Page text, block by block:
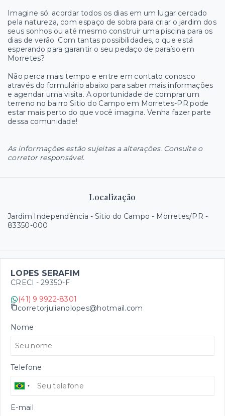
Imagine só: acordar todos os dias em um lugar cercado
pela natureza, com espaço de sobra para criar o jardim dos
seus sonhos ou até mesmo construir uma piscina para os
dias de verão. Com tantas possibilidades, o que está
esperando para garantir o seu pedaço de paraíso em
Morretes?
Não perca mais tempo e entre em contato conosco
através do formulário abaixo para saber mais informações
e agendar uma visita. A oportunidade de comprar um
terreno no bairro Sitio do Campo em Morretes-PR pode
estar mais perto do que você imagina. Venha fazer parte
dessa comunidade!
As informações estão sujeitas a alterações. Consulte o
corretor responsável.
Localização
Jardim Independência - Sitio do Campo - Morretes/PR -
83350-000
LOPES SERAFIM
CRECI - 29350-F
(41) 9 9922-8301
corretorjulianolopes@hotmail.com
Nome
Telefone
E-mail